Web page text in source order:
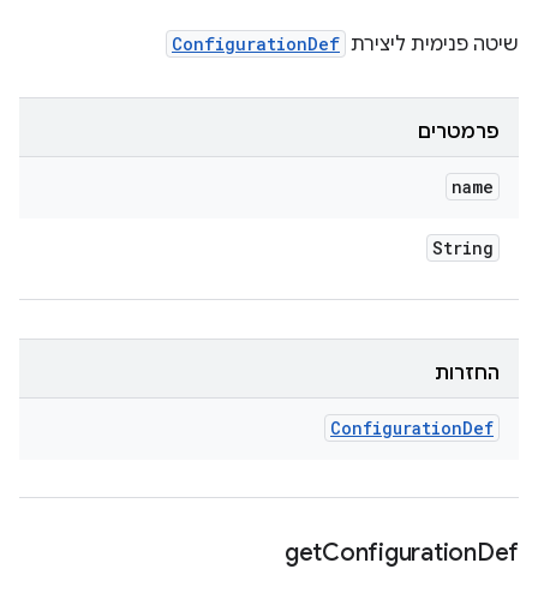
שיטה פנימית ליצירת ConfigurationDef
פרמטרים
name
String
החזרות
ConfigurationDef
getConfigurationDef